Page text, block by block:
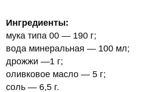
Ингредиенты:
мука типа 00 — 190 г;
вода минеральная — 100 мл;
дрожжи —1 г;
оливковое масло — 5 г;
соль — 6,5 г.